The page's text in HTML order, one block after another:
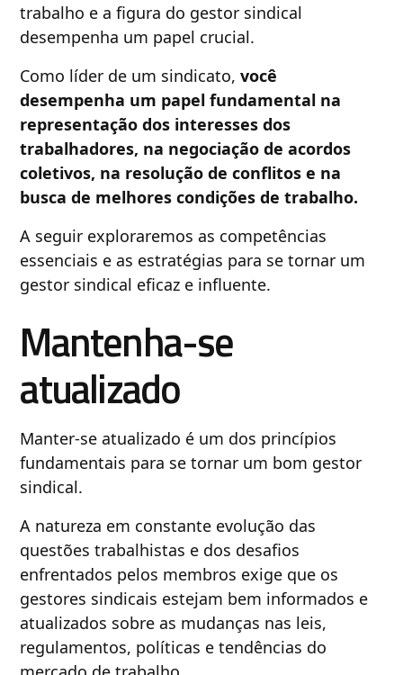
trabalho e a figura do gestor sindical
desempenha um papel crucial.
Como líder de um sindicato,você
desempenha um papel fundamental na
representação dos interesses dos
trabalhadores, na negociação de acordos
coletivos, na resolução de conflitos e na
busca de melhores condições de trabalho.
A seguir exploraremos as competências
essenciais e as estratégias para se tornar um
gestor sindical eficaz e influente.
Mantenha-se
atualizado
Manter-se atualizado é um dos princípios
fundamentais para se tornar um bom gestor
sindical.
A natureza em constante evolução das
questões trabalhistas e dos desafios
enfrentados pelos membros exige que os
gestores sindicais estejam bem informados e
atualizados sobre as mudanças nas leis,
regulamentos, políticas e tendências do